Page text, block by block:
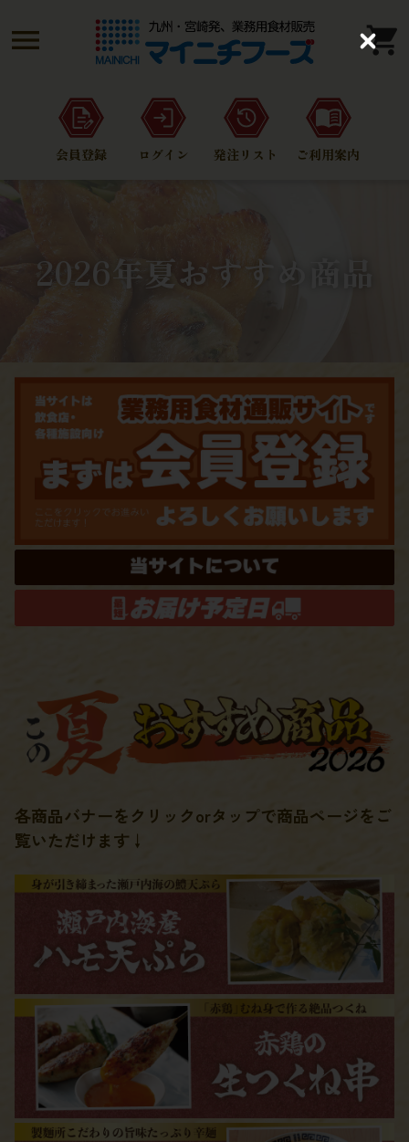
会員登録 ログイン 発注リスト ご利用案内
2026年夏おすすめ商品
各商品バナーをクリックorタップで商品ページをご
覧いただけます↓
C